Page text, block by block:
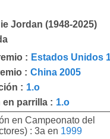
Jordan (1948-2025)
: Estados Unidos
: China 2005
: 1.o
en parrilla : 1.o
en Campeonato del
: 3a en 1999